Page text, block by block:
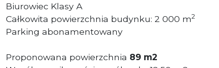
Biurowiec Klasy A
Całkowita powierzchnia budynku: 2 000 m2
Parking abonamentowany
Proponowana powierzchnia 89 m2